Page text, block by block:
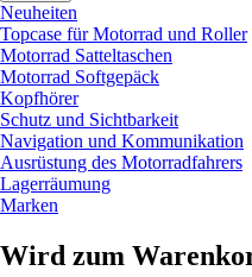
Neuheiten
Topcase für Motorrad und Roller
Motorrad Satteltaschen
Motorrad Softgepäck
Kopfhörer
Schutz und Sichtbarkeit
Navigation und Kommunikation
Ausrüstung des Motorradfahrers
Lagerräumung
Marken
Wird zum